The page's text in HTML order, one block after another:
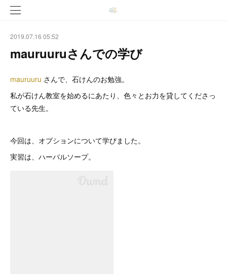
2019.07.16 05:52
mauruuruさんでの学び
mauruuru さんで、石けんのお勉強。
私が石けん教室を始めるにあたり、色々とお力を貸してくださっ
ている先生。
今回は、オプションについて学びました。
実習は、ハーバルソープ。